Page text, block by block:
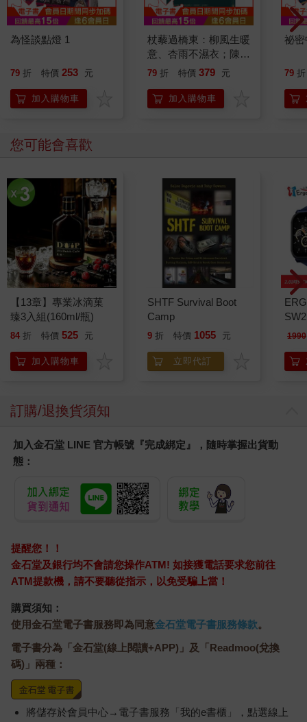
為怪談點燈 1
79 折 特價 253 元
加入購物車
杖藜過橋東：柳風生暖
意、杏雨不濕衣；陳亮
恭談以心轉境的適齡漫
79 折 特價 379 元
加入購物車
祕
79 折
您可能會喜歡
【13章】專業冰滴菓
臻3入組(160ml/瓶)
84 折 特價 525 元
加入購物車
SHTF Survival Boot
Camp
9 折 特價 1055 元
立即代訂
泳
1990
訂購/退換貨須知
加入金石堂 LINE 官方帳號『完成綁定』，隨時掌握出貨動
態：
提醒您！！
金石堂及銀行均不會請您操作ATM! 如接獲電話要求您前往
ATM提款機，請不要聽從指示，以免受騙上當！
購買須知：
使用金石堂電子書服務即為同意金石堂電子書服務條款。
電子書分為「金石堂(線上閱讀+APP)」及「Readmoo(兌換
碼)」兩種：
將儲存於會員中心→電子書服務「我的e書櫃」，點選線上